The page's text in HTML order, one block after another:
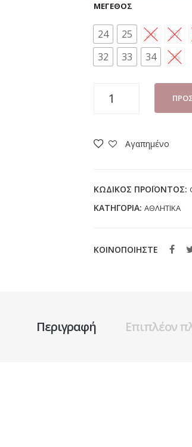
ΜΈΓΕΘΟΣ
24 25 26 27
32
33 34 35
D'ORO
(24-
Αγαπημένο
ΚΩΔΙΚΌΣ ΠΡΟΪΌΝΤΟΣ:
ΚΑΤΗΓΟΡΊΑ: ΑΘΛΗΤΙΚΑ
ΚΟΙΝΟΠΟΙΗΣΤΕ
Περιγραφή Επιπλέον